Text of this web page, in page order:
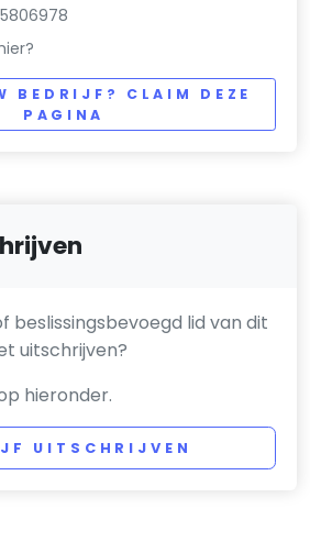
BEDRIJF? CLAIM DEZE
PAGINA
beslissingsbevoegd lid van dit
uitschrijven?
hieronder.
UITSCHRIJVEN